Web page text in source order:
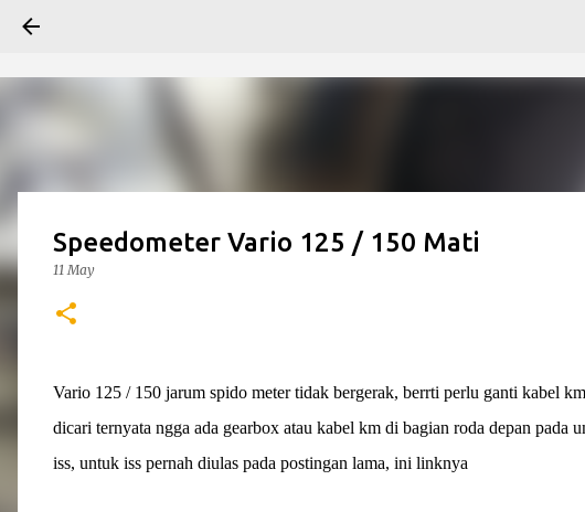
Speedometer Vario 125 / 150 Mati
11 May
Vario 125 / 150 jarum spido meter tidak bergerak, berrti perlu ganti kabel
dicari ternyata ngga ada gearbox atau kabel km di bagian roda depan pada
iss, untuk iss pernah diulas pada postingan lama, ini linknya